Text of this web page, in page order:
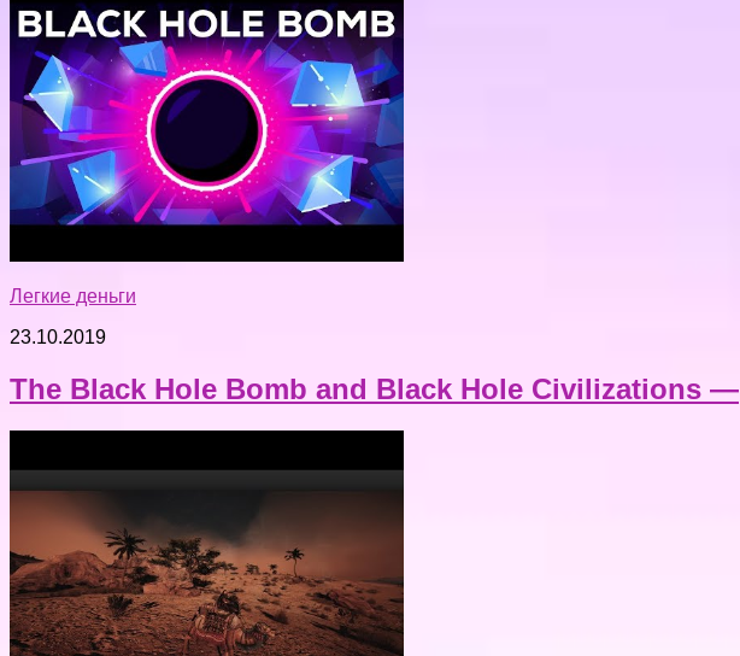
Легкие деньги
23.10.2019
The Black Hole Bomb and Black Hole Civilizations —